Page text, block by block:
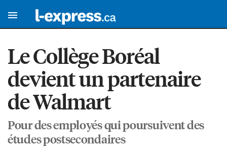
Le Collège Boréal
devient un partenaire
de Walmart
Pour des employés qui poursuivent des
études postsecondaires